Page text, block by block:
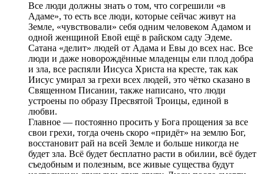
Все люди должны знать о том, что согрешили «в
Адаме», то есть все люди, которые сейчас живут на
Земле, «чувствовали» себя одним человеком Адамом и
одной женщиной Евой ещё в райском саду Эдеме.
Сатана «делит» людей от Адама и Евы до всех нас. Все
люди и даже новорождённые младенцы ели плод добра
и зла, все распяли Иисуса Христа на кресте, так как
Иисус умирал за грехи всех людей, это чётко сказано в
Священном Писании, также написано, что люди
устроены по образу Пресвятой Троицы, единой в
любви.
Главное — постоянно просить у Бога прощения за все
свои грехи, тогда очень скоро «придёт» на землю Бог,
восстановит рай на всей Земле и больше никогда не
будет зла. Всё будет бесплатно расти в обилии, всё будет
съедобным и полезным, все живые существа будут